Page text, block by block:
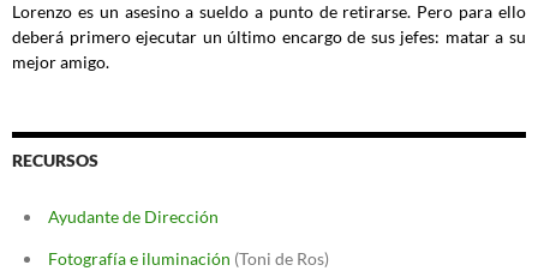
Lorenzo es un asesino a sueldo a punto de retirarse. Pero para ello
deberá primero ejecutar un último encargo de sus jefes: matar a su
mejor amigo.
RECURSOS
Ayudante de Dirección
Fotografía e iluminación (Toni de Ros)